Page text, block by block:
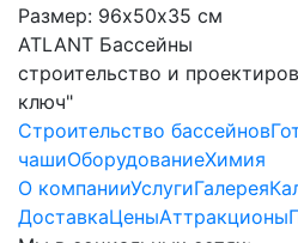
Размер: 96х50х35 см
ATLANT Бассейны
строительство и
ключ"
Строительство бассейнов
чашиОборудованиеХимия
О компанииУслугиГалерея
ДоставкаЦеныАттракционы